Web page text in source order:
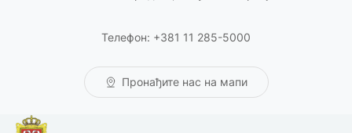
Телефон: +381 11 285-5000
Пронађите нас на мапи